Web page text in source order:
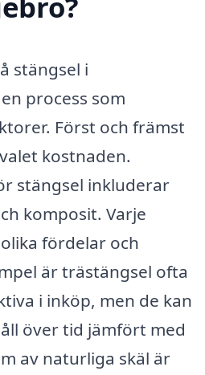
stängsel i
process som
Först och främst
kostnaden.
stängsel inkluderar
komposit. Varje
fördelar och
är trästängsel ofta
i inköp, men de kan
över tid jämfört med
av naturliga skäl är